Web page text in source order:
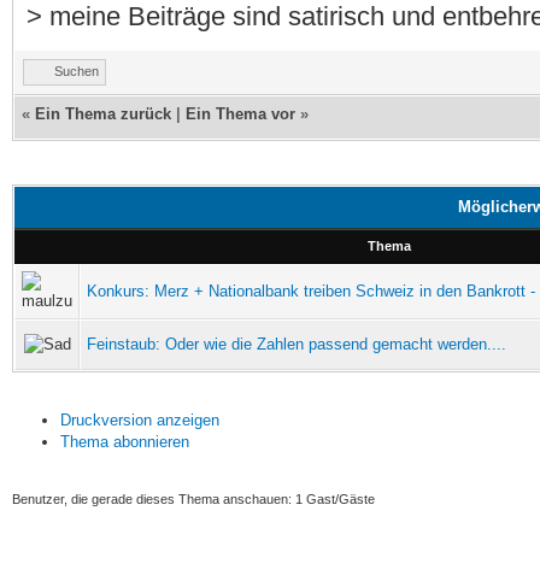
> meine Beiträge sind satirisch und
Suchen
« Ein Thema zurück Ein Thema vor »
Thema
Konkurs: Merz + Nationalbank treiben Schweiz in den Bankrott
Feinstaub: Oder wie die Zahlen passend gemacht werden....
Druckversion anzeigen
Thema abonnieren
Benutzer, die gerade dieses Thema anschauen: 1 Gast/Gäste